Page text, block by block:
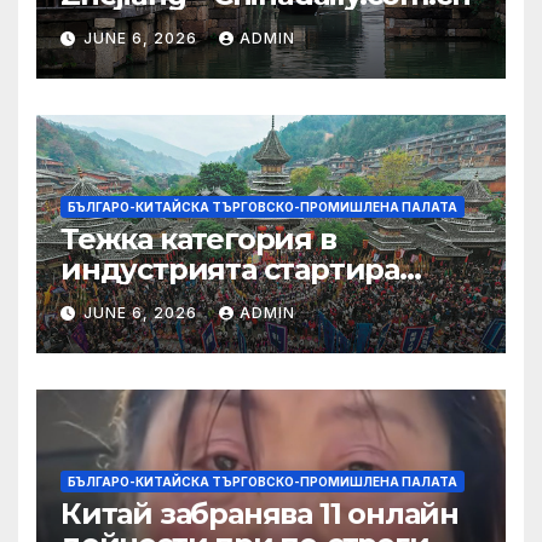
JUNE 6, 2026 ADMIN
БЪЛГАРО-КИТАЙСКА ТЪРГОВСКО-ПРОМИШЛЕНА ПАЛАТА
Тежка категория в
индустрията стартира
алианс за космическа
слънчева енергия
JUNE 6, 2026 ADMIN
БЪЛГАРО-КИТАЙСКА ТЪРГОВСКО-ПРОМИШЛЕНА ПАЛАТА
Китай забранява 11 онлайн